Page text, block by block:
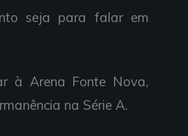
seja para falar em
à Arena Fonte Nova,
na Série A.